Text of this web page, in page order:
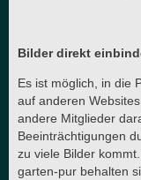
Bilder direkt
Es ist möglich, in die
auf anderen
andere Mitglieder
Beeinträchtigungen
zu viele Bilder
garten-pur behalten